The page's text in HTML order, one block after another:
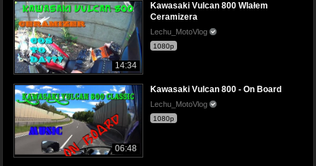
14:34
Kawasaki Vulcan 800 Wlałem
Ceramizera
Lechu_MotoVlog
1080p
06:48
Kawasaki Vulcan 800 - On Board
Lechu_MotoVlog
1080p